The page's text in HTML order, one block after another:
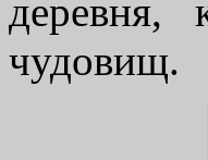
деревня,
чудовищ.